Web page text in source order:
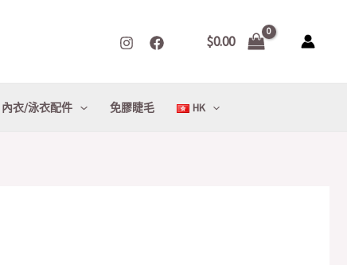
$0.00
內衣/泳衣配件 免膠睫毛 HK